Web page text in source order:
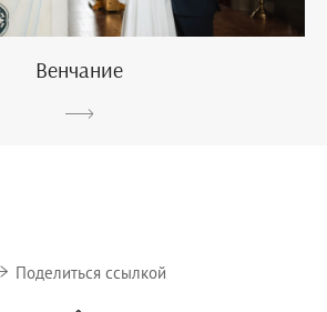
Венчание
Поделиться ссылкой